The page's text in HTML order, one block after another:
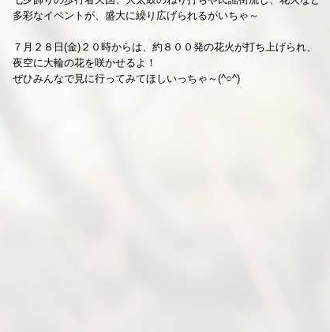
多彩なイベントが、盛大に繰り広げられるがいちゃ～
７月２８日(金)２０時からは、約８００発の花火が打ち上げられ、
夜空に大輪の花を咲かせるよ！
ぜひみんなで見に行ってみてほしいっちゃ～(^○^)